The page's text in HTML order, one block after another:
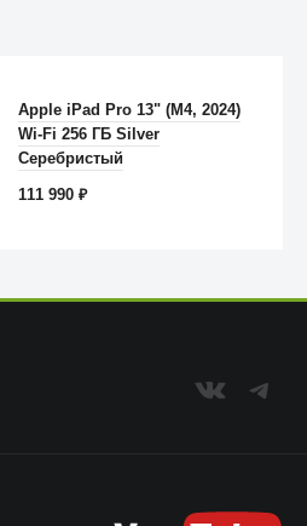
Anker
Apple iPad Pro 13" (M4, 2024)
Wi-Fi 256 ГБ Silver
Серебристый
111 990₽